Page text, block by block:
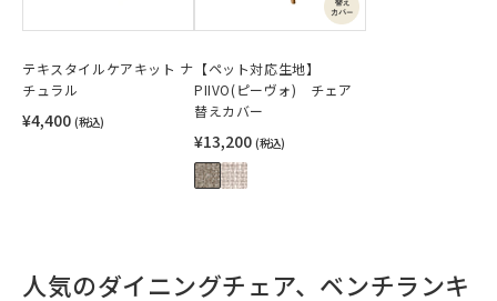
テキスタイルケアキット ナ
チュラル
¥4,400 (税込)
【ペット対応生地】
PIIVO(ピーヴォ) チェア
替えカバー
¥13,200 (税込)
人気のダイニングチェア、ベンチランキ